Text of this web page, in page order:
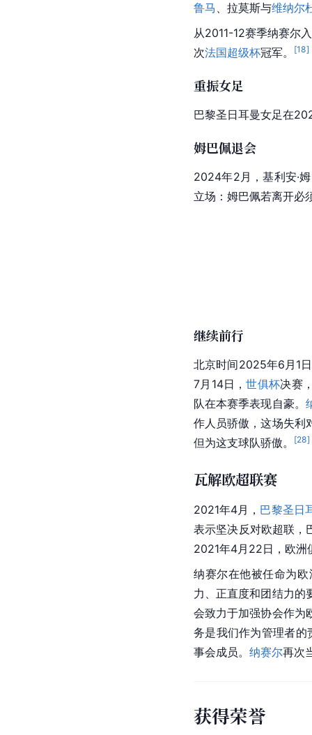
鲁马 、 拉莫斯与维纳尔
从2011-12赛季纳赛尔
次法国超级杯冠军。 [18]
重振女足
巴黎圣日耳曼女足在
姆巴佩退会
2024年2月，基利安·
立场：姆巴佩若离开必
继续前行
北京时间2025年6月1
7月14日，世俱杯决赛
队在本赛季表现自豪。
作人员骄傲，这场失利
但为这支球队骄傲。
[28]
瓦解欧超联赛
2021年4月， 巴黎圣日
表示坚决反对欧超联，
2021年4月22日， 欧洲
纳赛尔在他被任命为
力、正直度和团结力的
会致力于加强协会作为
务是我们作为管理者的
事会成员。 纳赛尔再次
获得荣誉